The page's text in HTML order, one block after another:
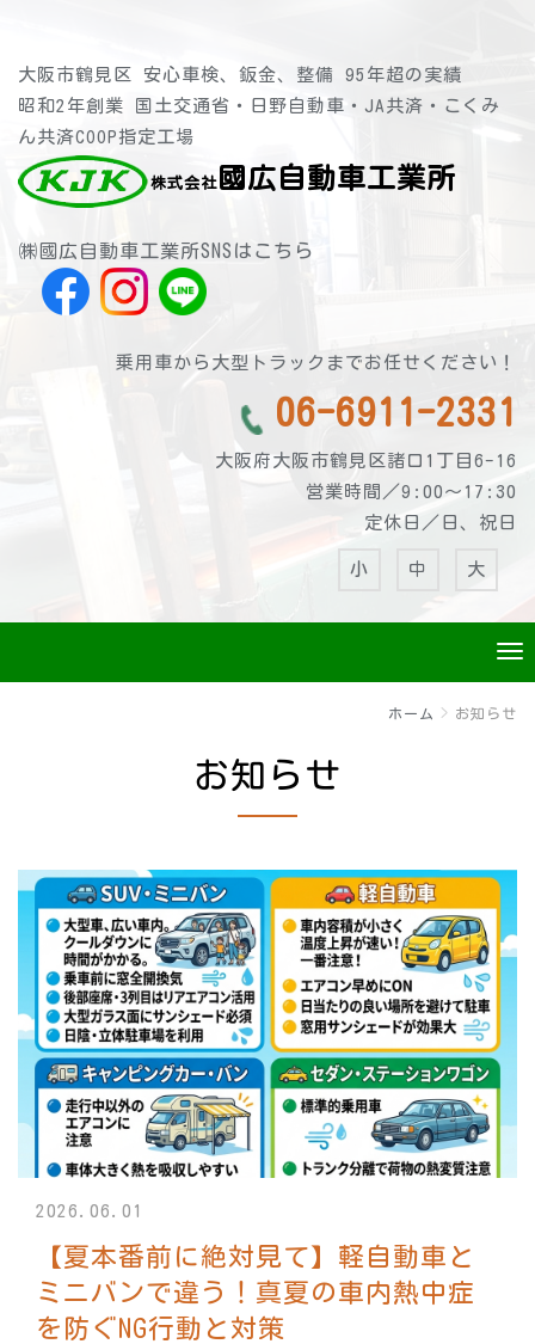
大阪市鶴見区 安心車検、鈑金、整備 95年超の実績
昭和2年創業 国土交通省・日野自動車・JA共済・こくみ
ん共済COOP指定工場
株式会社 國広自動車工業所
㈱國広自動車工業所SNSはこちら
乗用車から大型トラックまでお任せください！
06-6911-2331
大阪府大阪市鶴見区諸口1丁目6-16
営業時間／9:00～17:30
定休日／日、祝日
小 中 大
ホーム お知らせ
お知らせ
【夏本番前に絶対見て】軽自動車と
ミニバンで違う！真夏の車内熱中症
を防ぐNG行動と対策
2026.06.01